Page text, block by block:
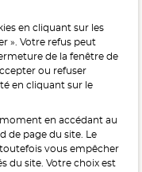
santé, à consommer
alcooliques
en cliquant sur les
». Votre refus peut
de la fenêtre de
ou refuser
en cliquant sur le
en accédant au
de page du site. Le
vous empêcher
du site. Votre choix est